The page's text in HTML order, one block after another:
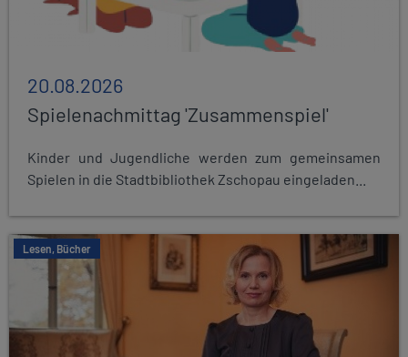
20.08.2026
Spielenachmittag 'Zusammenspiel'
Kinder und Jugendliche werden zum gemeinsamen
Spielen in die Stadtbibliothek Zschopau eingeladen...
Lesen, Bücher